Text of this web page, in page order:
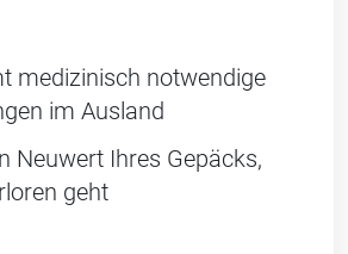
medizinisch notwendige
im Ausland
Neuwert Ihres Gepäcks,
geht